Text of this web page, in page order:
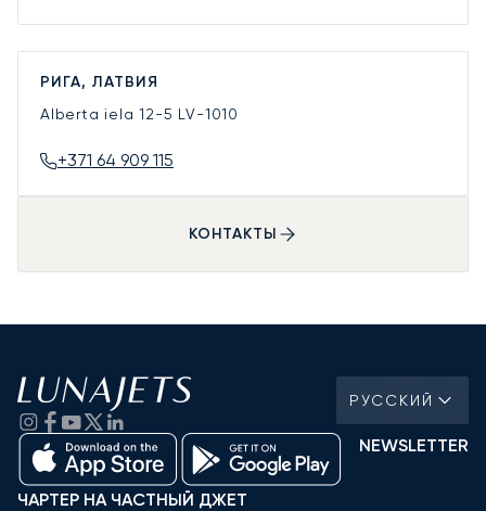
РИГА, ЛАТВИЯ
Alberta iela 12-5 LV-1010
+371 64 909 115
КОНТАКТЫ
РУССКИЙ
NEWSLETTER
ЧАРТЕР НА ЧАСТНЫЙ ДЖЕТ